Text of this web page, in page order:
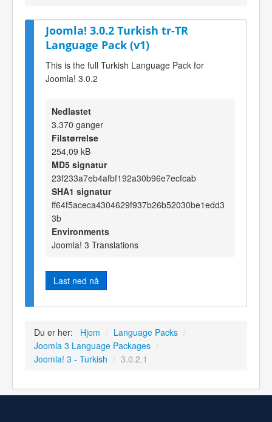
Joomla! 3.0.2 Turkish tr-TR
Language Pack (v1)
This is the full Turkish Language Pack for
Joomla! 3.0.2
Nedlastet
3.370 ganger
Filstørrelse
254,09 kB
MD5 signatur
23f233a7eb4afbf192a30b96e7ecfcab
SHA1 signatur
ff64f5aceca4304629f937b26b52030be1edd3
3b
Environments
Joomla! 3 Translations
Last ned nå
Du er her: Hjem / Language Packs /
Joomla 3 Language Packages /
Joomla! 3 - Turkish / 3.0.2.1